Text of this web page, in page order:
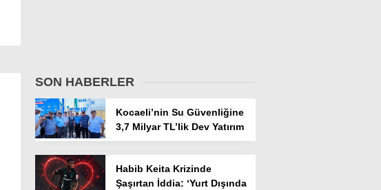
SON HABERLER
Kocaeli’nin Su Güvenliğine
3,7 Milyar TL’lik Dev Yatırım
Habib Keita Krizinde
Şaşırtan İddia: ‘Yurt Dışında